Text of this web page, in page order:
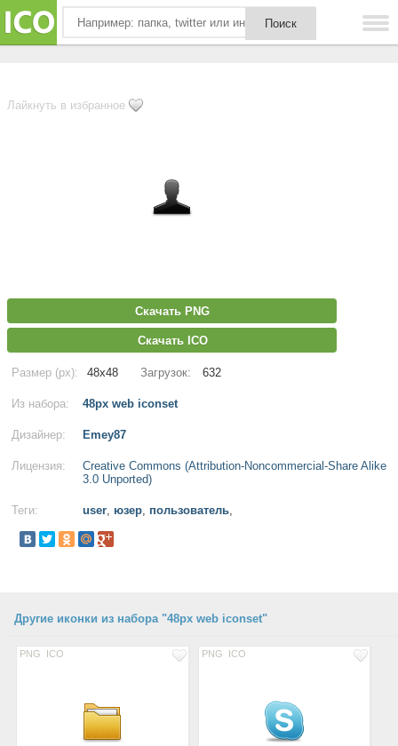
Лайкнуть в избранное
Скачать PNG
Скачать ICO
Размер (px): 48x48 Загрузок: 632
Из набора: 48px web iconset
Дизайнер: Emey87
Лицензия:
Creative Commons (Attribution-Noncommercial-Share Alike
3.0 Unported)
Теги: user, юзер, пользователь,
Другие иконки из набора "48px web iconset"
PNG ICO PNG ICO